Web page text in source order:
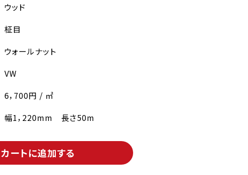
ウッド
柾目
ウォールナット
VW
6，700円 / ㎡
幅1，220mm 長さ50m
カートに追加する